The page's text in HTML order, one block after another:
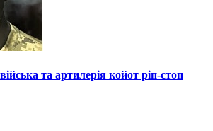
та артилерія койот ріп-стоп